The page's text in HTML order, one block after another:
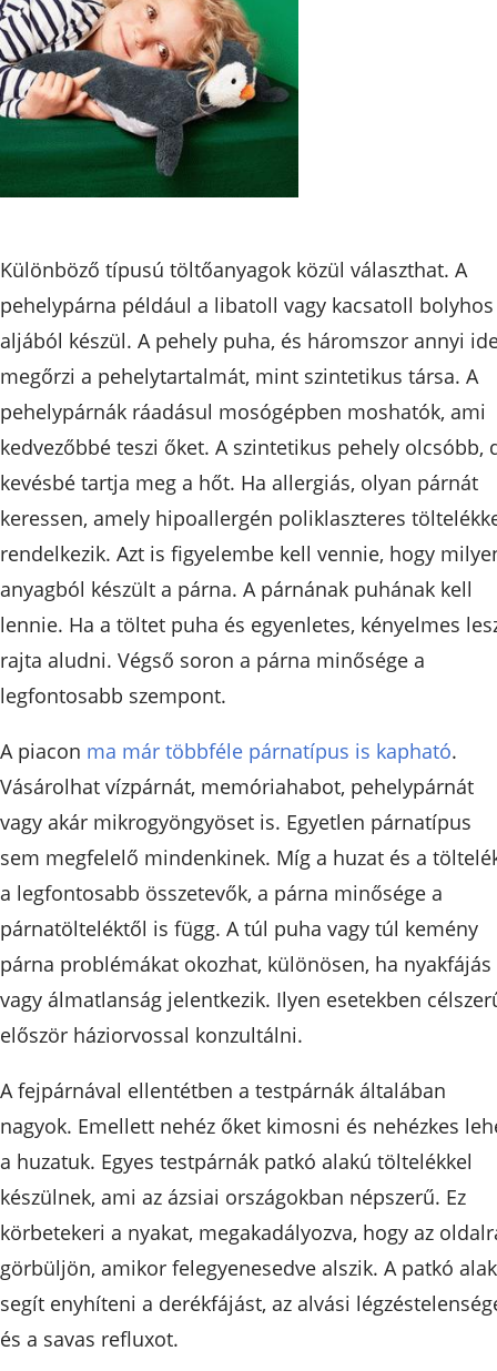
Különböző típusú töltőanyagok közül választhat. A
pehelypárna például a libatoll vagy kacsatoll bolyhos
aljából készül. A pehely puha, és háromszor annyi
megőrzi a pehelytartalmát, mint szintetikus társa. A
pehelypárnák ráadásul mosógépben moshatók, ami
kedvezőbbé teszi őket. A szintetikus pehely olcsóbb,
kevésbé tartja meg a hőt. Ha allergiás, olyan párnát
keressen, amely hipoallergén poliklaszteres
rendelkezik. Azt is figyelembe kell vennie, hogy
anyagból készült a párna. A párnának puhának kell
lennie. Ha a töltet puha és egyenletes, kényelmes
rajta aludni. Végső soron a párna minősége a
legfontosabb szempont.
A piacon ma már többféle párnatípus is kapható.
Vásárolhat vízpárnát, memóriahabot, pehelypárnát
vagy akár mikrogyöngyöset is. Egyetlen párnatípus
sem megfelelő mindenkinek. Míg a huzat és a
a legfontosabb összetevők, a párna minősége a
párnatölteléktől is függ. A túl puha vagy túl kemény
párna problémákat okozhat, különösen, ha nyakfájás
vagy álmatlanság jelentkezik. Ilyen esetekben
először háziorvossal konzultálni.
A fejpárnával ellentétben a testpárnák általában
nagyok. Emellett nehéz őket kimosni és nehézkes
a huzatuk. Egyes testpárnák patkó alakú töltelékkel
készülnek, ami az ázsiai országokban népszerű. Ez
körbetekeri a nyakat, megakadályozva, hogy az
görbüljön, amikor felegyenesedve alszik. A patkó alak
segít enyhíteni a derékfájást, az alvási
és a savas refluxot.